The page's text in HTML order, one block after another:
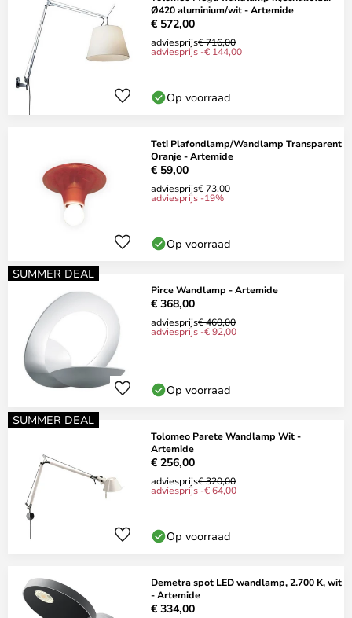
Ø420 aluminium/wit - Artemide
€ 572,00
adviesprijs€ 716,00
adviesprijs -€ 144,00
Op voorraad
Teti Plafondlamp/Wandlamp Transparent
Oranje - Artemide
€ 59,00
adviesprijs€ 73,00
adviesprijs -19%
Op voorraad
SUMMER DEAL
Pirce Wandlamp - Artemide
€ 368,00
adviesprijs€ 460,00
adviesprijs -€ 92,00
Op voorraad
SUMMER DEAL
Tolomeo Parete Wandlamp Wit -
Artemide
€ 256,00
adviesprijs€ 320,00
adviesprijs -€ 64,00
Op voorraad
Demetra spot LED wandlamp, 2.700 K, wit
- Artemide
€ 334,00